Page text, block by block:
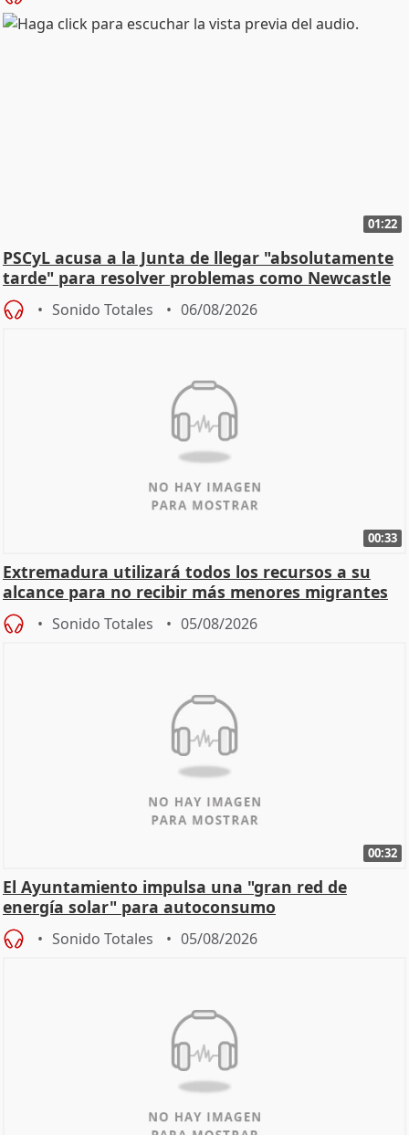
01:22
PSCyL acusa a la Junta de llegar "absolutamente
tarde" para resolver problemas como Newcastle
Sonido Totales 06/08/2026
00:33
Extremadura utilizará todos los recursos a su
alcance para no recibir más menores migrantes
Sonido Totales 05/08/2026
00:32
El Ayuntamiento impulsa una "gran red de
energía solar" para autoconsumo
Sonido Totales 05/08/2026